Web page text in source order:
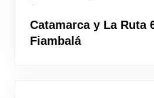
Catamarca y La Ruta
Fiambalá